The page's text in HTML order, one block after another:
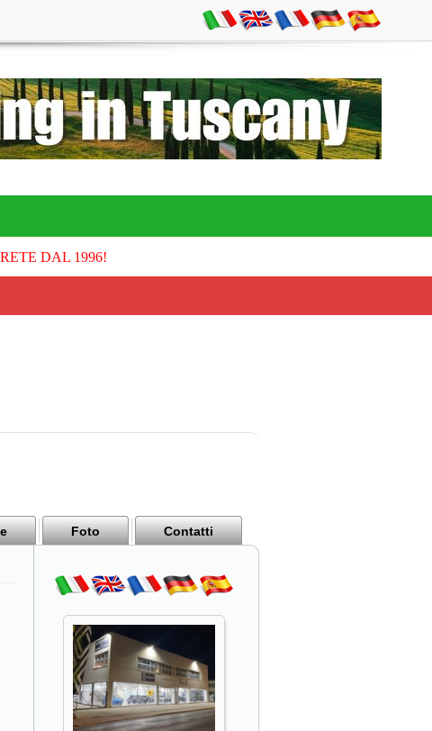
DAL 1996!
Foto Contatti